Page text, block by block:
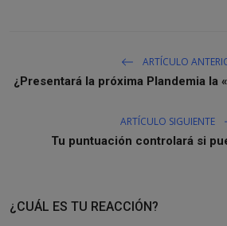
ARTÍCULO
¿Presentará la próxima Plandemia la
ARTÍCULO SIGUIENTE
Tu puntuación controlará si
¿CUÁL ES TU REACCIÓN?